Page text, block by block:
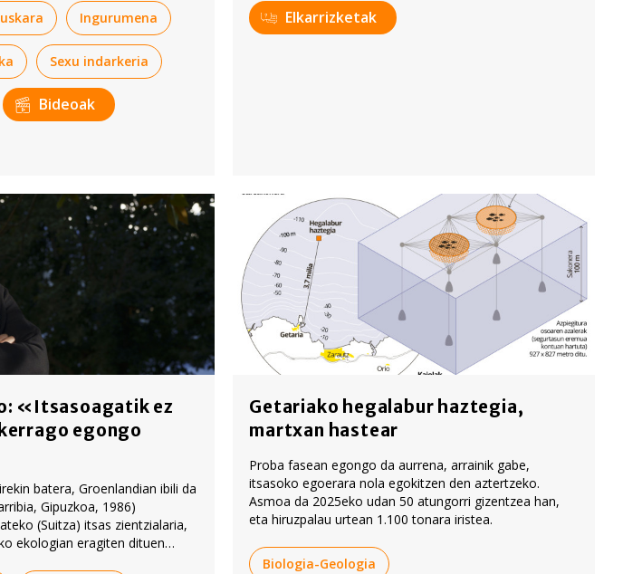
Ingurumena
Sexu indarkeria
Bideoak
Elkarrizketak
«Itsasoagatik ez
egongo
batera, Groenlandian ibili da
Gipuzkoa, 1986)
(Suitza) itsas zientzialaria,
ekologian eragiten dituen
Getariako hegalabur haztegia,
martxan hastear
Proba fasean egongo da aurrena, arrainik gabe,
itsasoko egoerara nola egokitzen den aztertzeko.
Asmoa da 2025eko udan 50 atungorri gizentzea han,
eta hiruzpalau urtean 1.100 tonara iristea.
Biologia-Geologia